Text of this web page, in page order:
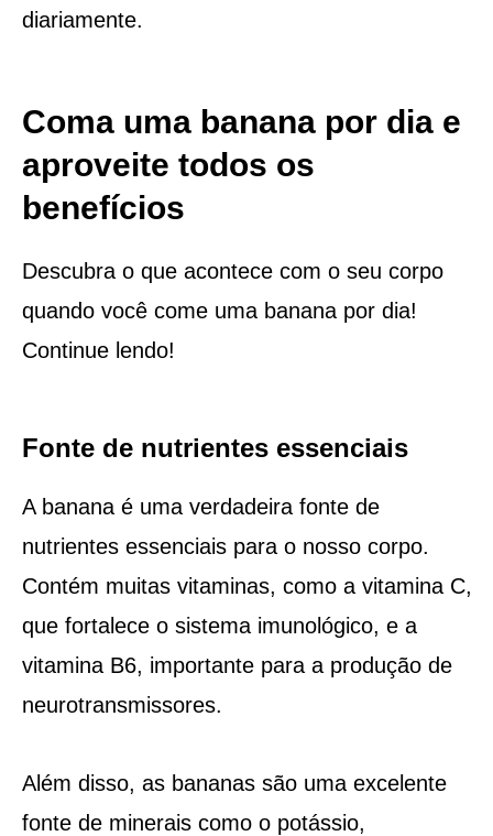
diariamente.
Coma uma banana por dia e
aproveite todos os
benefícios
Descubra o que acontece com o seu corpo
quando você come uma banana por dia!
Continue lendo!
Fonte de nutrientes essenciais
A banana é uma verdadeira fonte de
nutrientes essenciais para o nosso corpo.
Contém muitas vitaminas, como a vitamina C,
que fortalece o sistema imunológico, e a
vitamina B6, importante para a produção de
neurotransmissores.
Além disso, as bananas são uma excelente
fonte de minerais como o potássio,